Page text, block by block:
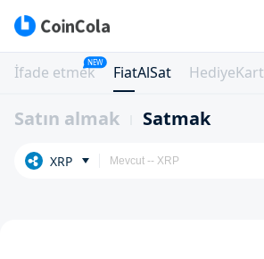
İfade etmek
NEW
FiatAlSat HediyeKart
Satın almak Satmak
XRP